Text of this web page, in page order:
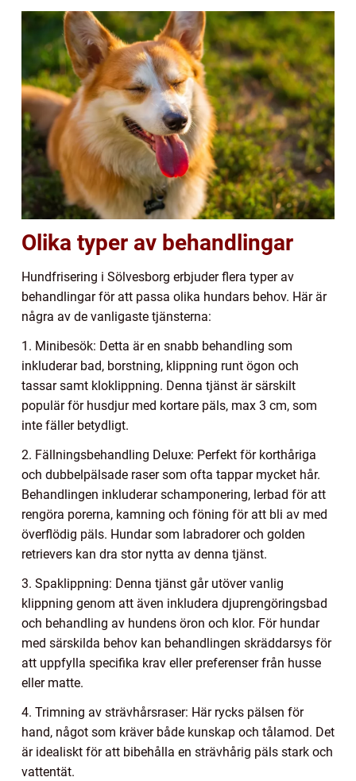
Olika typer av behandlingar
Hundfrisering i Sölvesborg erbjuder flera typer av
behandlingar för att passa olika hundars behov. Här är
några av de vanligaste tjänsterna:
1. Minibesök: Detta är en snabb behandling som
inkluderar bad, borstning, klippning runt ögon och
tassar samt kloklippning. Denna tjänst är särskilt
populär för husdjur med kortare päls, max 3 cm, som
inte fäller betydligt.
2. Fällningsbehandling Deluxe: Perfekt för korthåriga
och dubbelpälsade raser som ofta tappar mycket hår.
Behandlingen inkluderar schamponering, lerbad för att
rengöra porerna, kamning och föning för att bli av med
överflödig päls. Hundar som labradorer och golden
retrievers kan dra stor nytta av denna tjänst.
3. Spaklippning: Denna tjänst går utöver vanlig
klippning genom att även inkludera djuprengöringsbad
och behandling av hundens öron och klor. För hundar
med särskilda behov kan behandlingen skräddarsys för
att uppfylla specifika krav eller preferenser från husse
eller matte.
4. Trimning av strävhårsraser: Här rycks pälsen för
hand, något som kräver både kunskap och tålamod. Det
är idealiskt för att bibehålla en strävhårig päls stark och
vattentät.